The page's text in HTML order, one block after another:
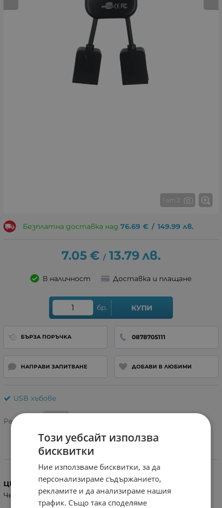
1 от 2
Безплатна доставка над 76.69 € / 149.99 лв.
7.05 € / 13.79 лв.
В наличност Доставка и плащане
бр. КУПИ
БЪРЗА ПОРЪЧКА 0878705111
НАПРАВИ ЗАПИТВАНЕ ДОБАВИ В ЛЮБИМИ
USB xъбове
Рейтинг:
Цвят
Черен
Този уебсайт използва
бисквитки
Ние използваме бисквитки, за да
персонализираме съдържанието,
рекламите и да анализираме нашия
трафик. Също така споделяме